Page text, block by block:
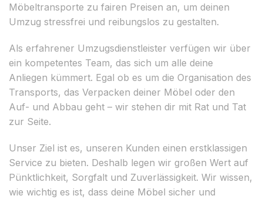
Möbeltransporte zu fairen Preisen an, um deinen
Umzug stressfrei und reibungslos zu gestalten.
Als erfahrener Umzugsdienstleister verfügen wir über
ein kompetentes Team, das sich um alle deine
Anliegen kümmert. Egal ob es um die Organisation des
Transports, das Verpacken deiner Möbel oder den
Auf- und Abbau geht – wir stehen dir mit Rat und Tat
zur Seite.
Unser Ziel ist es, unseren Kunden einen erstklassigen
Service zu bieten. Deshalb legen wir großen Wert auf
Pünktlichkeit, Sorgfalt und Zuverlässigkeit. Wir wissen,
wie wichtig es ist, dass deine Möbel sicher und